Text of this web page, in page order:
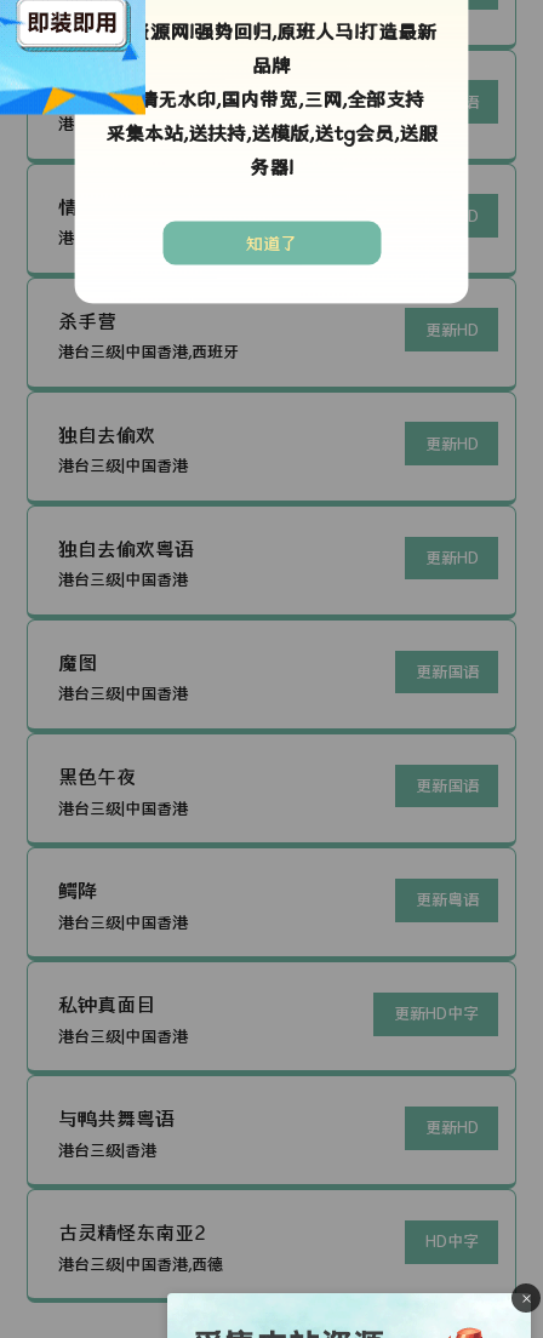
港台三级|中国香港
伊波拉病毒
港台三级|香港
更新国语
情不自禁II霎时冲动
港台三级|中国香港
更新HD
杀手营
港台三级|中国香港,西班牙
更新HD
独自去偷欢
港台三级|中国香港
更新HD
独自去偷欢粤语
港台三级|中国香港
更新HD
魔图
港台三级|中国香港
更新国语
黑色午夜
港台三级|中国香港
更新国语
鳄降
港台三级|中国香港
更新粤语
私钟真面目
港台三级|中国香港
更新HD中字
与鸭共舞粤语
港台三级|香港
更新HD
古灵精怪东南亚2
港台三级|中国香港,西德
HD中字
ok资源网!强势回归,原班人马!打造最新
品牌
高清无水印,国内带宽,三网,全部支持
采集本站,送扶持,送模版,送tg会员,送服
务器!
知道了
×